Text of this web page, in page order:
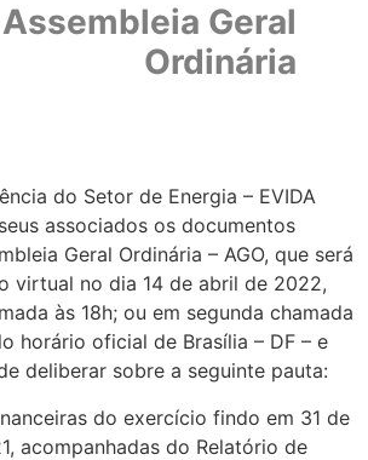
Assembleia Geral
Ordinária
do Setor de Energia – EVIDA
associados os documentos
Geral Ordinária – AGO, que será
virtual no dia 14 de abril de 2022,
às 18h; ou em segunda chamada
horário oficial de Brasília – DF – e
deliberar sobre a seguinte pauta:
do exercício findo em 31 de
acompanhadas do Relatório de